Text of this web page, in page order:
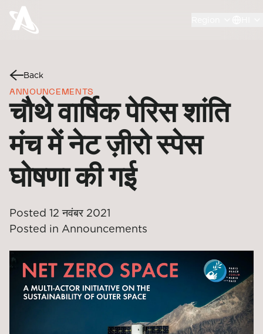
Back
ANNOUNCEMENTS
चौथे वार्षिक पेरिस शांति
मंच में नेट ज़ीरो स्पेस
घोषणा की गई
Posted 12 नवंबर 2021
Posted in Announcements